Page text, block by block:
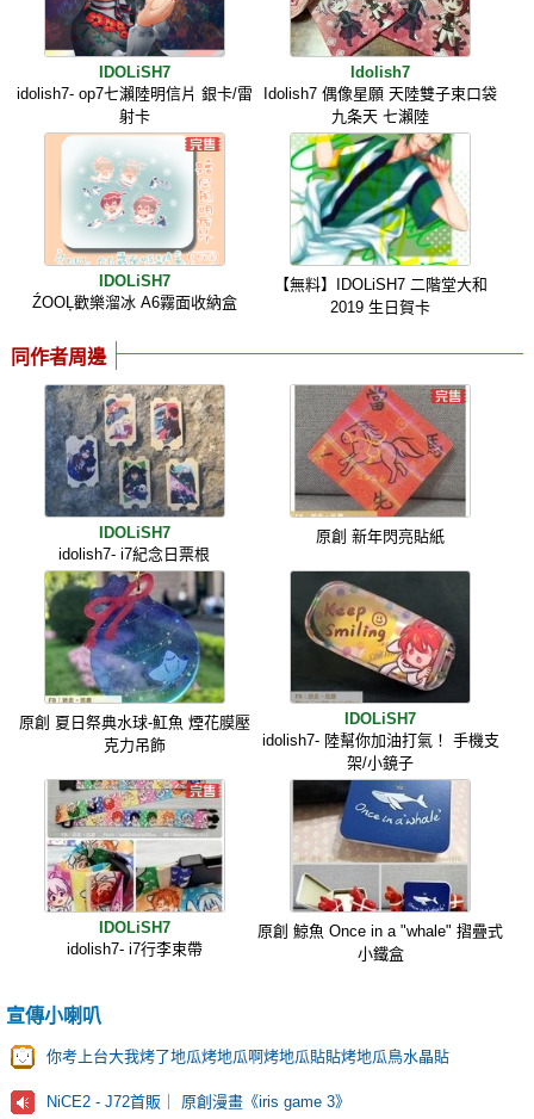
IDOLiSH7
idolish7- op7七瀨陸明信片 銀卡/雷
射卡
Idolish7
Idolish7 偶像星願 天陸雙子束口袋
九条天 七瀨陸
IDOLiSH7
ŹOOĻ歡樂溜冰 A6霧面收納盒
【無料】IDOLiSH7 二階堂大和
2019 生日賀卡
同作者周邊
IDOLiSH7
idolish7- i7紀念日票根
原創 新年閃亮貼紙
原創 夏日祭典水球-魟魚 煙花膜壓
克力吊飾
IDOLiSH7
idolish7- 陸幫你加油打氣！ 手機支
架/小鏡子
IDOLiSH7
idolish7- i7行李束帶
原創 鯨魚 Once in a "whale" 摺疊式
小鐵盒
宣傳小喇叭
你考上台大我烤了地瓜烤地瓜啊烤地瓜貼貼烤地瓜鳥水晶貼
NiCE2 - J72首販｜ 原創漫畫《iris game 3》